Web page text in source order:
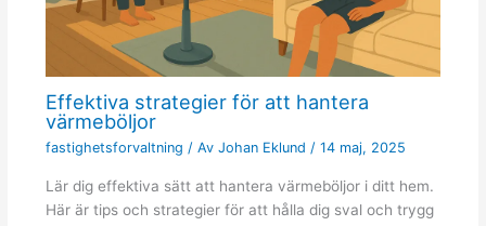
Effektiva strategier för att hantera
värmeböljor
fastighetsforvaltning / Av Johan Eklund / 14 maj, 2025
Lär dig effektiva sätt att hantera värmeböljor i ditt hem.
Här är tips och strategier för att hålla dig sval och trygg